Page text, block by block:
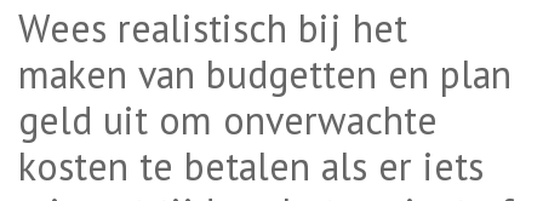
Wees realistisch bij het
maken van budgetten en plan
geld uit om onverwachte
kosten te betalen als er iets